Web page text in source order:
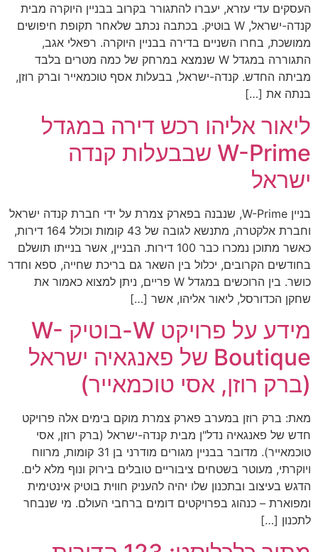
העסקים עדי עזרא, יעברו להתגורר בקרוב בבניין היוקרה מבית
קנדה-ישראל, W בוטיק. בכתבה נכתב שלאחר תקופת חיפושים
ממושכת, בחרו השניים בדירה בבניין היוקרה. רפאלי אגב,
התגוררה במגדל W שנמצא במרחק של כמה מטרים בלבד
מביתה החדש. קנדה-ישראל, בבעלות אסף טוכמאייר וברק רוזן,
בנתה את […]
ליאור אליהו רכש דירה במגדל
W-Prime שבבעלות קנדה
ישראל
בניין W-Prime, שנבנה בפארק צמרת על ידי חברת קנדה ישראל
וחברת אלקטרה, מתנשא לגובה של 43 קומות וכולל 164 דירות,
כאשר מתוכן נמכרו כבר 100 דירות. הבניין, אשר בנייתו תושלם
בחודשים הקרובים, יכלול בין השאר גם בריכת שחייה, ספא וחדר
כושר. בין הרוכשים במגדל W פריים, ניתן למצוא כאמור את
שחקן הכדורסל, ליאור אליהו, אשר […]
מידע על פרויקט W-בוטיק W-
Boutique של פאנגאיה ישראל
(ברק רוזן, אסי טוכמאייר)
מאת: ברק רוזן במערב פארק צמרת מוקם בימים אלה פרויקט
חדש של פאנגאיה נדל"ן מבית קנדה-ישראל (ברק רוזן, אסי
טוכמאייר). מדובר בבניין מגורים מודרני בן 31 קומות, מרווח
ויוקרתי, מעוטר בשטחים ציבוריים טובלים בירוק ונוף מלא לים.
הדגש בעיצוב ובתכנון שלו יהיה להעניק חווית בוטיק אינטימית
ומפוארת – כנהוג בפרויקטים דומים ברחבי העולם. מי שנבחר
לתכנון […]